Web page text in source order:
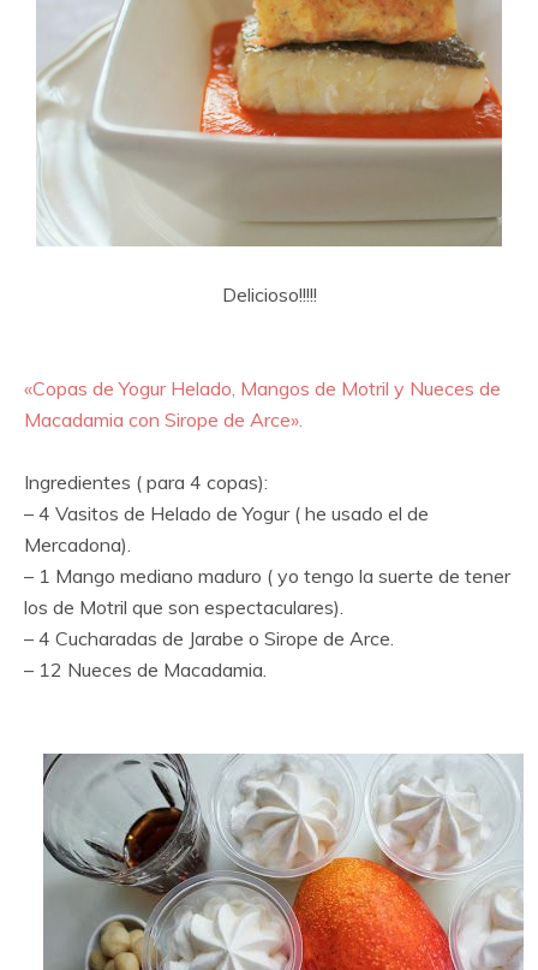
Delicioso!!!!!
«Copas de Yogur Helado, Mangos de Motril y Nueces de
Macadamia con Sirope de Arce».
Ingredientes ( para 4 copas):
– 4 Vasitos de Helado de Yogur ( he usado el de
Mercadona).
– 1 Mango mediano maduro ( yo tengo la suerte de tener
los de Motril que son espectaculares).
– 4 Cucharadas de Jarabe o Sirope de Arce.
– 12 Nueces de Macadamia.